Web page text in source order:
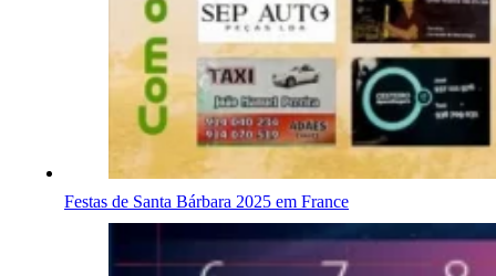
Festas de Santa Bárbara 2025 em France